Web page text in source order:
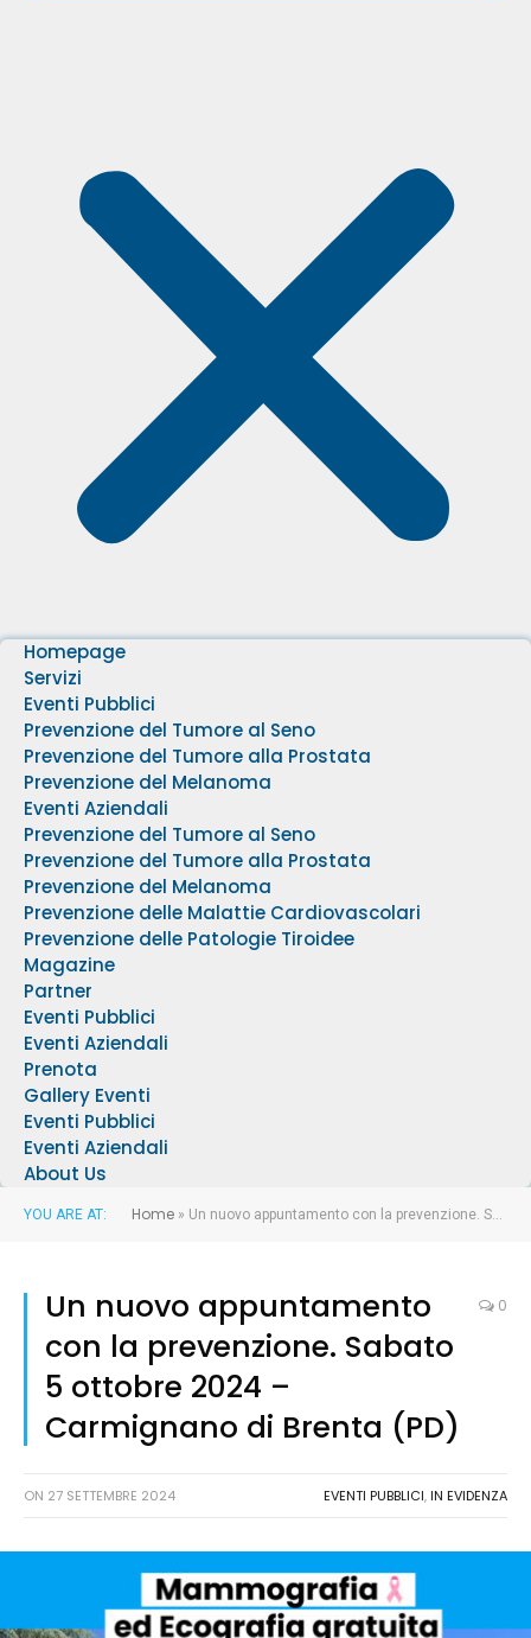
Homepage
Servizi
Eventi Pubblici
Prevenzione del Tumore al Seno
Prevenzione del Tumore alla Prostata
Prevenzione del Melanoma
Eventi Aziendali
Prevenzione del Tumore al Seno
Prevenzione del Tumore alla Prostata
Prevenzione del Melanoma
Prevenzione delle Malattie Cardiovascolari
Prevenzione delle Patologie Tiroidee
Magazine
Partner
Eventi Pubblici
Eventi Aziendali
Prenota
Gallery Eventi
Eventi Pubblici
Eventi Aziendali
About Us
YOU ARE AT: Home » Un nuovo appuntamento con la prevenzione. Sabato 5 ottobre 2024 – Carmignano di Brenta (PD)
Un nuovo appuntamento
con la prevenzione. Sabato
5 ottobre 2024 –
Carmignano di Brenta (PD)
0
ON 27 SETTEMBRE 2024 EVENTI PUBBLICI, IN EVIDENZA